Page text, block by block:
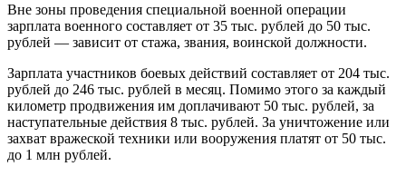
Вне зоны проведения специальной военной операции
зарплата военного составляет от 35 тыс. рублей до 50 тыс.
рублей — зависит от стажа, звания, воинской должности.
Зарплата участников боевых действий составляет от 204 тыс.
рублей до 246 тыс. рублей в месяц. Помимо этого за каждый
километр продвижения им доплачивают 50 тыс. рублей, за
наступательные действия 8 тыс. рублей. За уничтожение или
захват вражеской техники или вооружения платят от 50 тыс.
до 1 млн рублей.